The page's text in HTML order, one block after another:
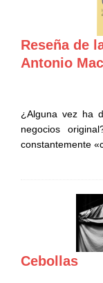
Reseña de
Antonio
¿Alguna vez ha
negocios
constantemente
Cebollas